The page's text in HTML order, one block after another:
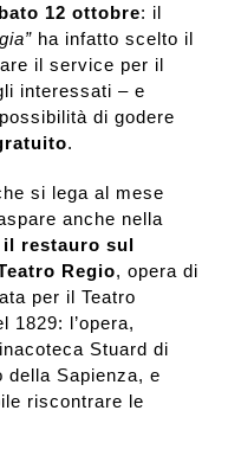
12 ottobre: il
ha infatto scelto il
il service per il
interessati – e
di godere
.
si lega al mese
anche nella
il restauro sul
Regio, opera di
per il Teatro
1829: l’opera,
Stuard di
della Sapienza, e
riscontrare le